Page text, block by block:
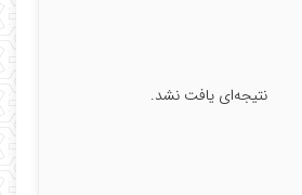
نتیجه‌ای یافت نشد.